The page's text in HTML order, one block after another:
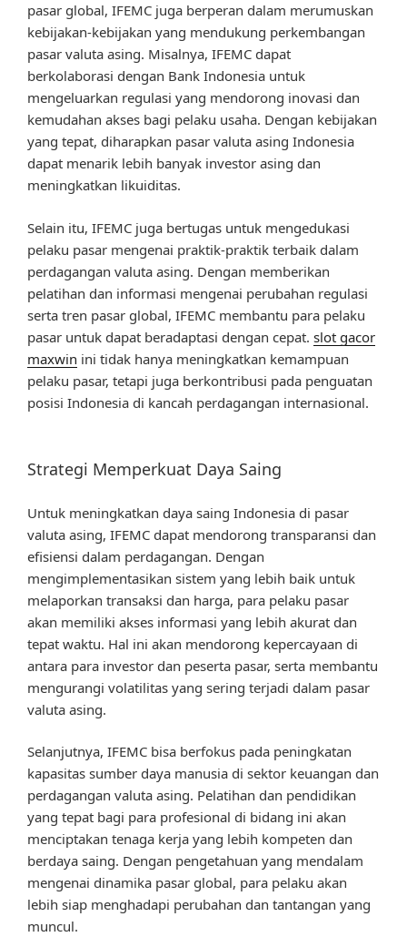
pasar global, IFEMC juga berperan dalam merumuskan
kebijakan-kebijakan yang mendukung perkembangan
pasar valuta asing. Misalnya, IFEMC dapat
berkolaborasi dengan Bank Indonesia untuk
mengeluarkan regulasi yang mendorong inovasi dan
kemudahan akses bagi pelaku usaha. Dengan kebijakan
yang tepat, diharapkan pasar valuta asing Indonesia
dapat menarik lebih banyak investor asing dan
meningkatkan likuiditas.
Selain itu, IFEMC juga bertugas untuk mengedukasi
pelaku pasar mengenai praktik-praktik terbaik dalam
perdagangan valuta asing. Dengan memberikan
pelatihan dan informasi mengenai perubahan regulasi
serta tren pasar global, IFEMC membantu para pelaku
pasar untuk dapat beradaptasi dengan cepat. slot gacor
maxwin ini tidak hanya meningkatkan kemampuan
pelaku pasar, tetapi juga berkontribusi pada penguatan
posisi Indonesia di kancah perdagangan internasional.
Strategi Memperkuat Daya Saing
Untuk meningkatkan daya saing Indonesia di pasar
valuta asing, IFEMC dapat mendorong transparansi dan
efisiensi dalam perdagangan. Dengan
mengimplementasikan sistem yang lebih baik untuk
melaporkan transaksi dan harga, para pelaku pasar
akan memiliki akses informasi yang lebih akurat dan
tepat waktu. Hal ini akan mendorong kepercayaan di
antara para investor dan peserta pasar, serta membantu
mengurangi volatilitas yang sering terjadi dalam pasar
valuta asing.
Selanjutnya, IFEMC bisa berfokus pada peningkatan
kapasitas sumber daya manusia di sektor keuangan dan
perdagangan valuta asing. Pelatihan dan pendidikan
yang tepat bagi para profesional di bidang ini akan
menciptakan tenaga kerja yang lebih kompeten dan
berdaya saing. Dengan pengetahuan yang mendalam
mengenai dinamika pasar global, para pelaku akan
lebih siap menghadapi perubahan dan tantangan yang
muncul.